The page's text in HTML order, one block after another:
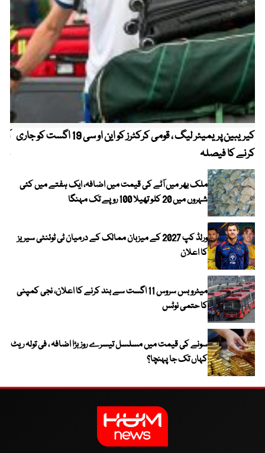
کیریبین پریمیئر لیگ ، قومی کرکٹرز کو این او سی 19 اگست کو جاری
کرنے کا فیصلہ
ملک بھر میں آٹے کی قیمت میں اضافہ، ایک ہفتے میں کئی
شہروں میں 20 کلو تھیلا 100 روپے تک مہنگا
ورلڈ کپ 2027 کے میزبان ممالک کے درمیان ٹی ٹوئنٹی سیریز
کا اعلان
میٹرو بس سروس 11 اگست سے بند کرنے کا اعلان، نجی کمپنی
کا حتمی نوٹس
سونے کی قیمت میں مسلسل تیسرے روز بڑا اضافہ ، فی تولہ ریٹ
کہاں تک جا پہنچا؟